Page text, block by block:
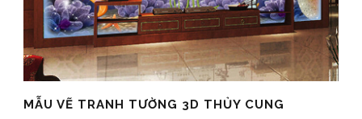
MẪU VẼ TRANH TƯỜNG 3D THỦY CUNG